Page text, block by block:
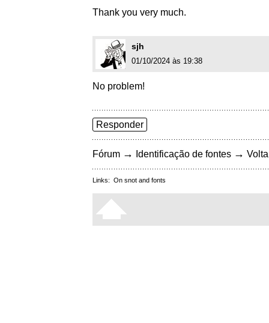
Thank you very much.
sjh
01/10/2024 às 19:38
No problem!
Responder
Fórum → Identificação de fontes →
Links: On snot and fonts